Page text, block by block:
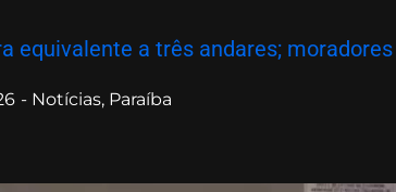
equivalente a três andares;
- Notícias, Paraíba